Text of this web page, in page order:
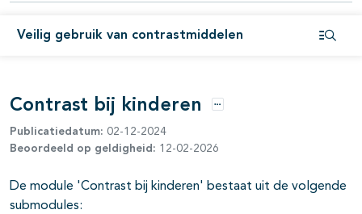
Veilig gebruik van contrastmiddelen
open- en dichtklappen
Contrast bij kinderen Opties
Publicatiedatum: 02-12-2024
Beoordeeld op geldigheid: 12-02-2026
De module 'Contrast bij kinderen' bestaat uit de volgende
submodules: